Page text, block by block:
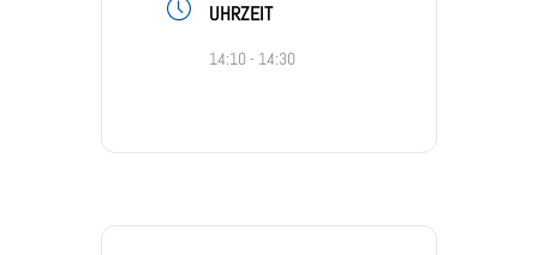
UHRZEIT
14:10 - 14:30